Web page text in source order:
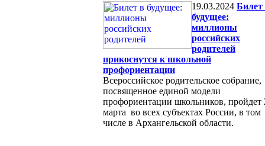
19.03.2024 Билет
будущее:
миллионы
российских
родителей
прикоснутся к школьной
профориентации
Всероссийское родительское собрание,
посвященное единой модели
профориентации школьников, пройдет
марта во всех субъектах России, в том
числе в Архангельской области.